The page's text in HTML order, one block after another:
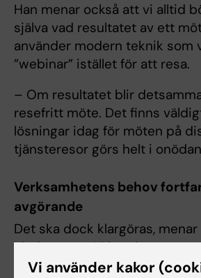
Han menar också att vi alltid
själva vad resultatet av ett
använder modern teknik som
”webinar” istället för att resa.
– Om resultatet blir
resefritt möte. Det finns
lösningar idag för möten på
tjänsteresor görs helt i
Verksamhetens behov
avgörande
Det ska dock klargöras,
Lindgren, att KI inte kommer
åtgärder som inte passar
Vi använder kakor